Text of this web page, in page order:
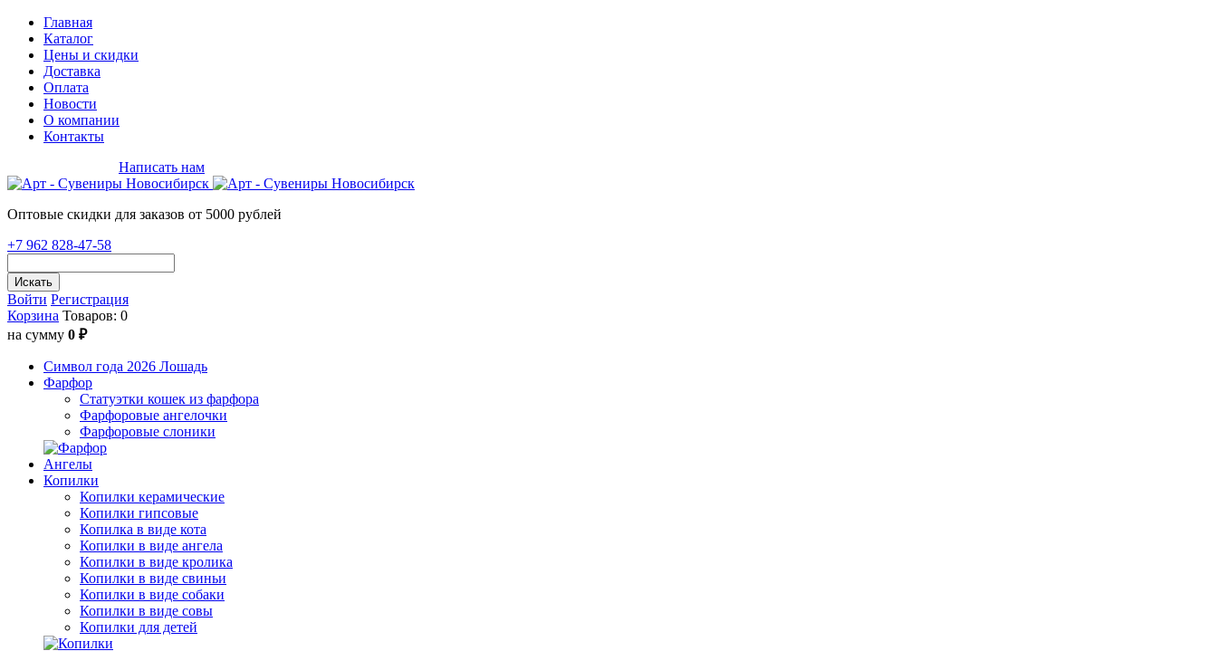
Главная
Каталог
Цены и скидки
Доставка
Оплата
Новости
О компании
Контакты
Написать нам
Оптовые скидки для заказов от 5000 рублей
+7 962 828-47-58
Искать
Войти Регистрация
Корзина Товаров: 0
на сумму 0 ₽
Символ года 2026 Лошадь
Фарфор
Статуэтки кошек из фарфора
Фарфоровые ангелочки
Фарфоровые слоники
Ангелы
Копилки
Копилки керамические
Копилки гипсовые
Копилка в виде кота
Копилки в виде ангела
Копилки в виде кролика
Копилки в виде свиньи
Копилки в виде собаки
Копилки в виде совы
Копилки для детей